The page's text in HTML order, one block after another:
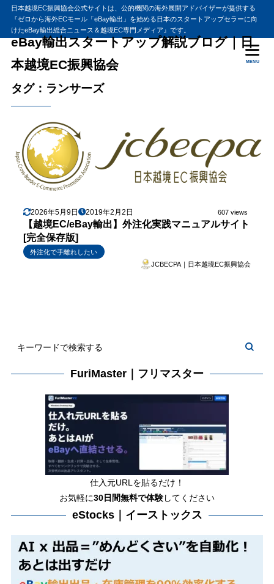
日本越境EC振興協会公式サイトは、公的機関の海外展開アドバイザーが提供する
『ゼロから海外ECモール「eBay輸出」を始める日本のスタートアップセラーに向
けたeBay輸出総合ニュース＆越境EC専門メディア』です。
eBay輸出スタートアップ解説ブログ｜日
本越境EC振興協会
MENU
タグ：ランサーズ
2026年5月9日 2019年2月2日 607 views
【越境EC/eBay輸出】外注化実践マニュアルサイト
[完全保存版]
外注化で手離れしたい
JCBECPA｜日本越境EC振興協会
FuriMaster｜フリマスター
仕入元URLを貼るだけ！
お気軽に30日間無料で体験してください
eStocks｜イーストックス